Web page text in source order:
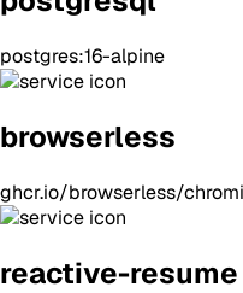
postgres:16-alpine
browserless
ghcr.io/browserless/
reactive-resume